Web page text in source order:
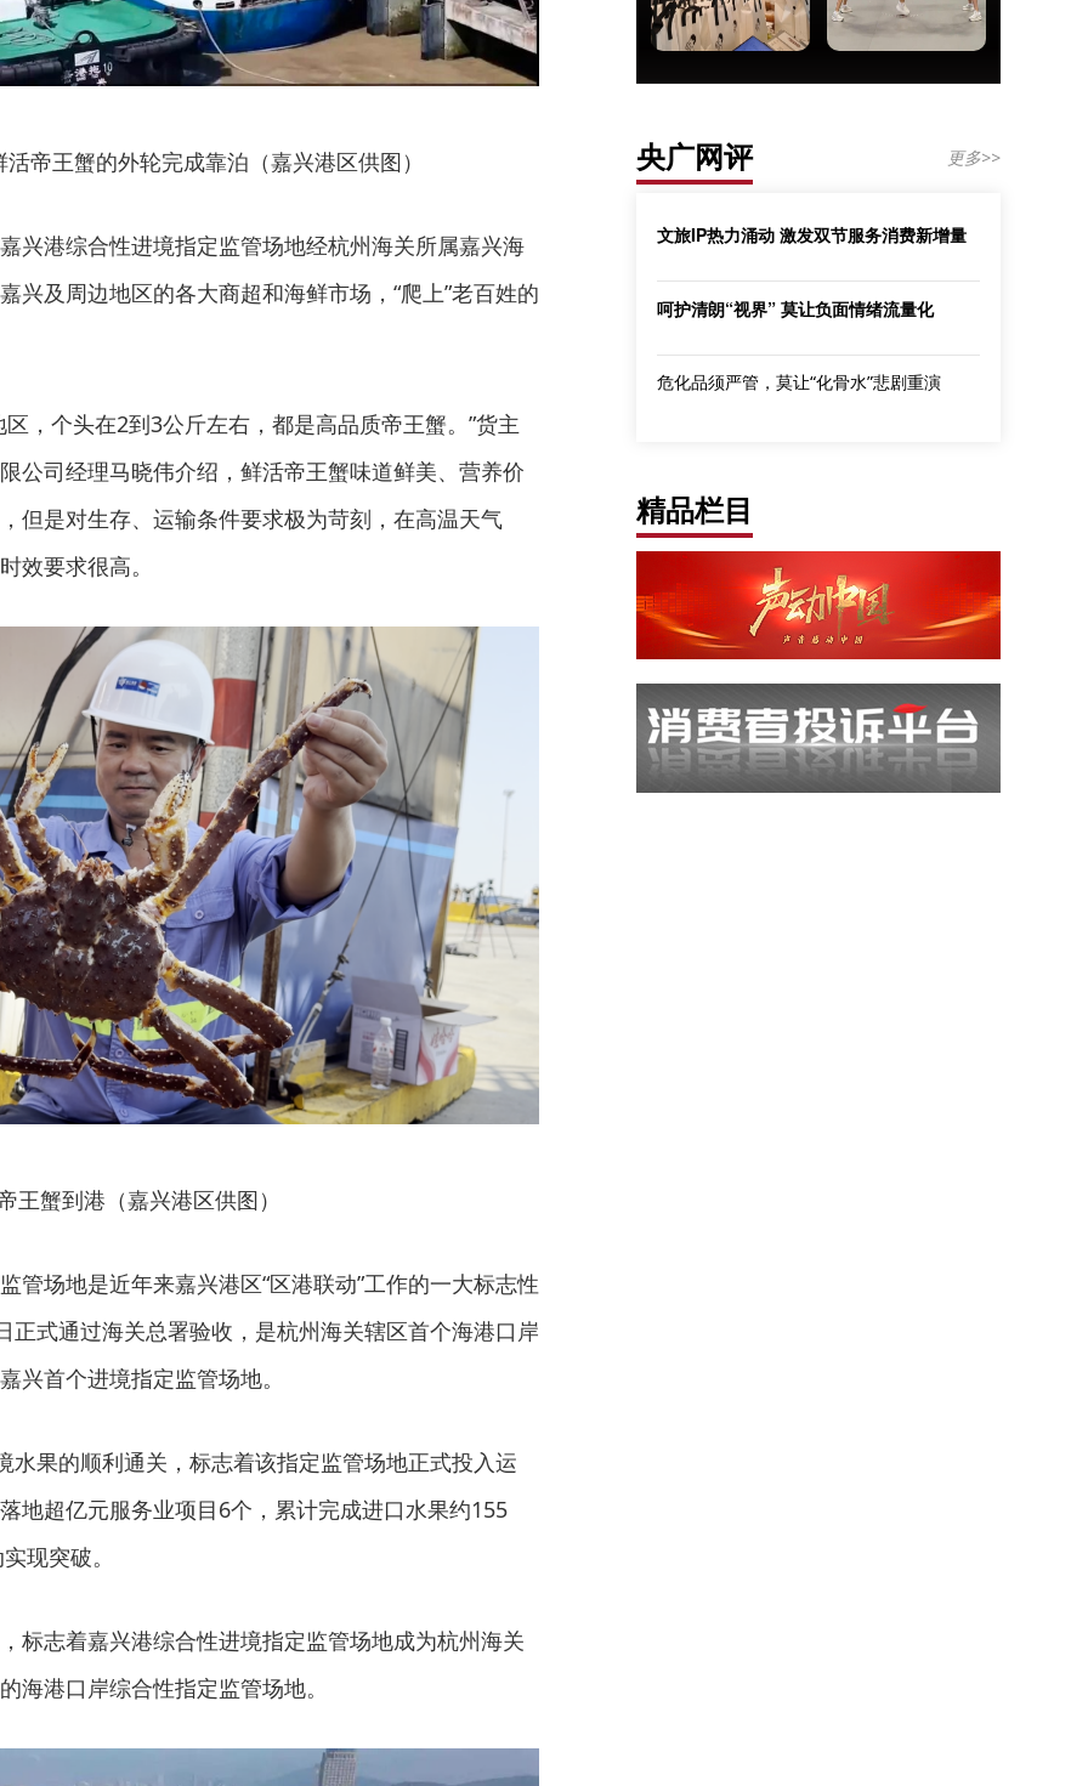
帝王蟹的外轮完成靠泊（嘉兴港区供图）
兴港综合性进境指定监管场地经杭州海关所属嘉兴海
兴及周边地区的各大商超和海鲜市场，“爬上”老百姓的
，个头在2到3公斤左右，都是高品质帝王蟹。”货主
公司经理马晓伟介绍，鲜活帝王蟹味道鲜美、营养价
但是对生存、运输条件要求极为苛刻，在高温天气
效要求很高。
王蟹到港（嘉兴港区供图）
管场地是近年来嘉兴港区“区港联动”工作的一大标志性
正式通过海关总署验收，是杭州海关辖区首个海港口岸
兴首个进境指定监管场地。
水果的顺利通关，标志着该指定监管场地正式投入运
地超亿元服务业项目6个，累计完成进口水果约155
现突破。
标志着嘉兴港综合性进境指定监管场地成为杭州海关
海港口岸综合性指定监管场地。
央广网评 更多>>
文旅IP热力涌动 激发双节服务消费新增量
呵护清朗“视界” 莫让负面情绪流量化
危化品须严管，莫让“化骨水”悲剧重演
精品栏目